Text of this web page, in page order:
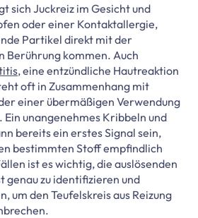
sich Juckreiz im Gesicht und
oder einer Kontaktallergie,
Partikel direkt mit der
Berührung kommen. Auch
, eine entzündliche Hautreaktion
oft in Zusammenhang mit
einer übermäßigen Verwendung
unangenehmes Kribbeln und
bereits ein erstes Signal sein,
bestimmten Stoff empfindlich
ist es wichtig, die auslösenden
genau zu identifizieren und
um den Teufelskreis aus Reizung